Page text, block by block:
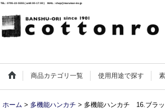
TEL : 0795-22-5555 ( am9:00-17:00 ) MAIL : shop@maruman-inc.jp
商品カテゴリ一覧 使用用途で探す
ホーム > 多機能ハンカチ > 多機能ハンカチ 16.ブラ